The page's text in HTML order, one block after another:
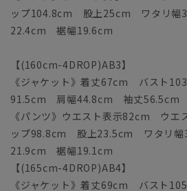
ップ104.8cm 股上25cm ワタリ幅
22.4cm 裾幅19.6cm
【(160cm-4DROP)AB3】
《ジャケット》着丈67cm バスト
91.5cm 肩幅44.8cm 袖丈56.5cm
《パンツ》ウエスト表示82cm ウ
ップ98.8cm 股上23.5cm ワタリ
21.9cm 裾幅19.1cm
【(165cm-4DROP)AB4】
《ジャケット》着丈69cm バスト